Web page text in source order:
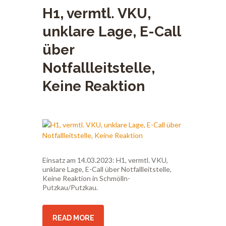
H1, vermtl. VKU,
unklare Lage, E-Call
über
Notfallleitstelle,
Keine Reaktion
Einsatz am 14.03.2023: H1, vermtl. VKU,
unklare Lage, E-Call über Notfallleitstelle,
Keine Reaktion in Schmölln-
Putzkau/Putzkau.
READ MORE